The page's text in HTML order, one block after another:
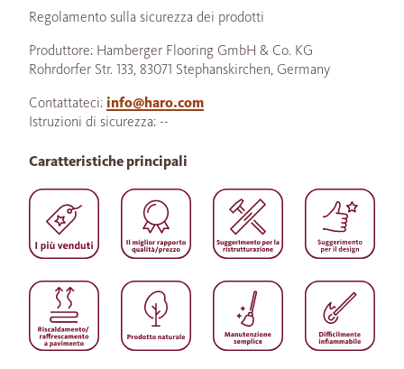
Regolamento sulla sicurezza dei prodotti
Produttore: Hamberger Flooring GmbH & Co. KG
Rohrdorfer Str. 133, 83071 Stephanskirchen, Germany
Contattateci: info@haro.com
Istruzioni di sicurezza: --
Caratteristiche principali